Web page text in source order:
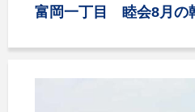
富岡一丁目 睦会8月の